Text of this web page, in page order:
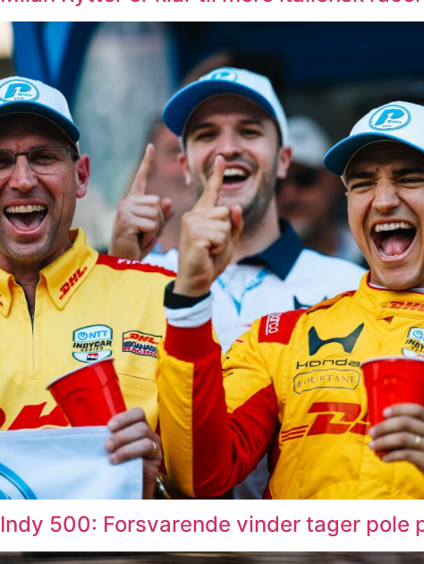
Indy 500: Forsvarende vinder tager pole